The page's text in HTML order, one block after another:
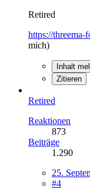
Retired
https://
mich)
Inhalt
Zitieren
Retired
Reaktionen
873
Beiträge
1.290
25.
#4